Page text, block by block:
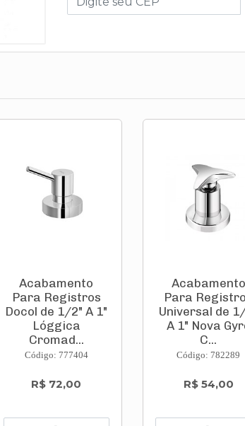
Acabamento
Para Registros
Docol de 1/2" A 1"
Lóggica
Cromad...
Código: 777404
R$ 72,00
Acabamento
Para
Universal de
A 1" Nova
C...
Código: 782289
R$ 54,00